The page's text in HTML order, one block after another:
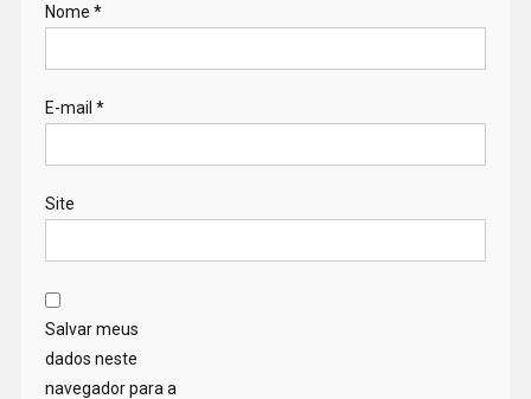
Nome *
E-mail *
Site
Salvar meus
dados neste
navegador para a